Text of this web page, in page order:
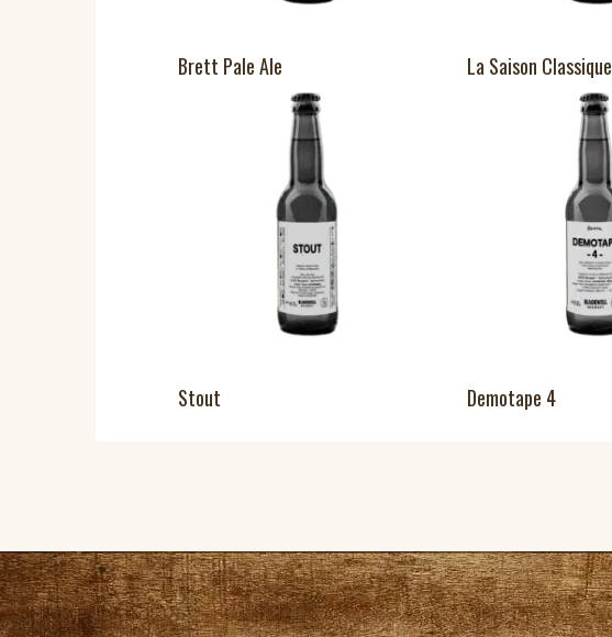
Brett Pale Ale La Saison Classique
Stout Demotape 4